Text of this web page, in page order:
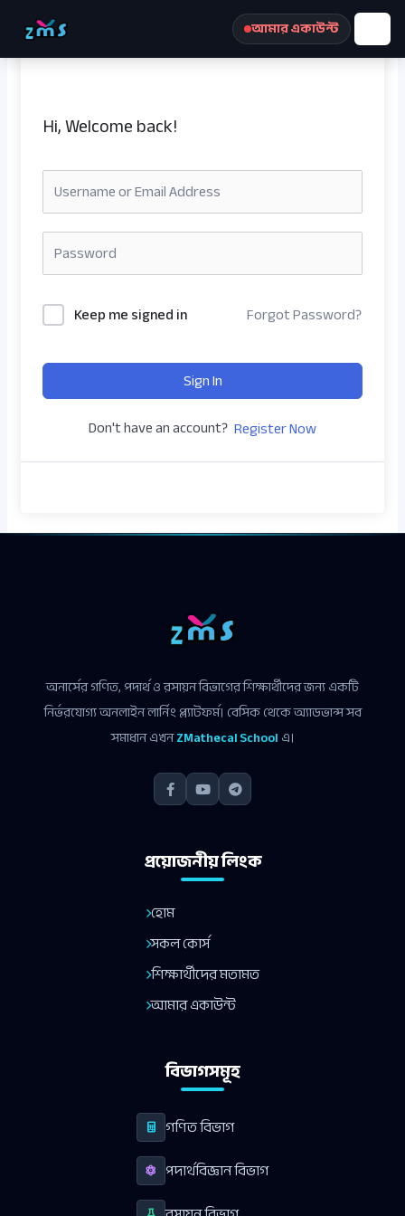
আমার একাউন্ট
Hi, Welcome back!
Keep me signed in Forgot Password?
Sign In
Don't have an account? Register Now
অনার্সের গণিত, পদার্থ ও রসায়ন বিভাগের শিক্ষার্থীদের জন্য একটি
নির্ভরযোগ্য অনলাইন লার্নিং প্ল্যাটফর্ম। বেসিক থেকে অ্যাডভান্স সব
সমাধান এখনZMathecal Schoolএ।
প্রয়োজনীয় লিংক
হোম
সকল কোর্স
শিক্ষার্থীদের মতামত
আমার একাউন্ট
বিভাগসমূহ
গণিত বিভাগ
পদার্থবিজ্ঞান বিভাগ